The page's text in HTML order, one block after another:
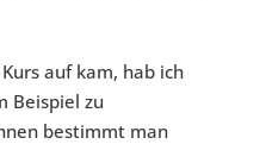
auf kam, hab ich
Beispiel zu
bestimmt man